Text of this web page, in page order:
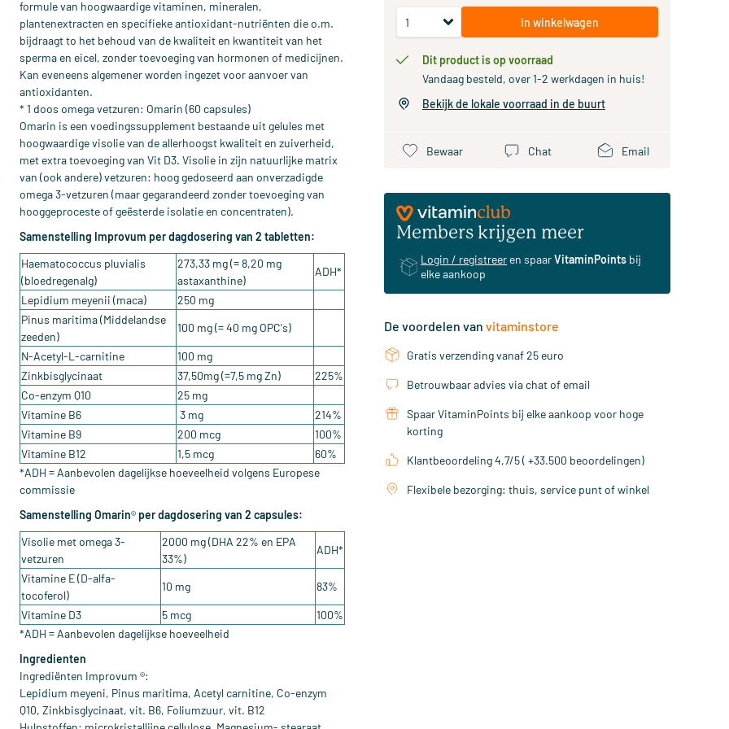
formule van hoogwaardige vitaminen, mineralen,
plantenextracten en specifieke antioxidant-nutriënten die o.m.
bijdraagt to het behoud van de kwaliteit en kwantiteit van het
sperma en eicel, zonder toevoeging van hormonen of medicijnen.
Kan eveneens algemener worden ingezet voor aanvoer van
antioxidanten.
* 1 doos omega vetzuren: Omarin (60 capsules)
Omarin is een voedingssupplement bestaande uit gelules met
hoogwaardige visolie van de allerhoogst kwaliteit en zuiverheid,
met extra toevoeging van Vit D3. Visolie in zijn natuurlijke matrix
van (ook andere) vetzuren: hoog gedoseerd aan onverzadigde
omega 3-vetzuren (maar gegarandeerd zonder toevoeging van
hooggeproceste of geësterde isolatie en concentraten).
Samenstelling Improvum per dagdosering van 2 tabletten:
Haematococcus pluvialis
(bloedregenalg)
273,33 mg (= 8,20 mg
astaxanthine)
ADH*
Lepidium meyenii (maca)
250 mg
Pinus maritima (Middelandse
zeeden)
100 mg (= 40 mg OPC's)
N-Acetyl-L-carnitine
100 mg
Zinkbisglycinaat
37,50mg (=7,5 mg Zn)
225%
Co-enzym Q10
25 mg
Vitamine B6
3 mg
214%
Vitamine B9
200 mcg
100%
Vitamine B12
1,5 mcg
60%
*ADH = Aanbevolen dagelijkse hoeveelheid volgens Europese
commissie
Samenstelling Omarin® per dagdosering van 2 capsules:
Visolie met omega 3-
vetzuren
2000 mg (DHA 22% en EPA
33%)
ADH*
Vitamine E (D-alfa-
tocoferol)
10 mg 83%
Vitamine D3 5 mcg
100%
*ADH = Aanbevolen dagelijkse hoeveelheid
Ingredienten
Ingrediënten Improvum ®:
Lepidium meyeni, Pinus maritima, Acetyl carnitine, Co-enzym
Q10, Zinkbisglycinaat, vit. B6, Foliumzuur, vit. B12
In winkelwagen
Dit product is op voorraad
Vandaag besteld, over 1-2 werkdagen in huis!
Bekijk de lokale voorraad in de buurt
Bewaar Chat Email
Members krijgen meer
Login / registreer en spaarVitaminPoints bij
elke aankoop
De voordelen van vitaminstore
Gratis verzending vanaf 25 euro
Betrouwbaar advies via chat of email
Spaar VitaminPoints bij elke aankoop voor hoge
korting
Klantbeoordeling 4,7/5 ( +33.500 beoordelingen)
Flexibele bezorging: thuis, service punt of winkel